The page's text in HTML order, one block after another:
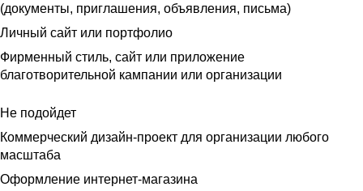
(документы, приглашения, объявления, письма)
Личный сайт или портфолио
Фирменный стиль, сайт или приложение
благотворительной кампании или организации
Не подойдет
Коммерческий дизайн-проект для организации любого
масштаба
Оформление интернет-магазина